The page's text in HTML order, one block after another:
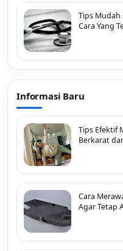
Tips Mudah
Cara Yang
Informasi Baru
Tips Efektif
Berkarat
Cara
Agar Tetap